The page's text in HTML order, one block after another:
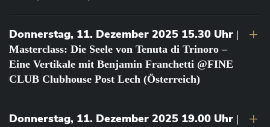
Donnerstag, 11. Dezember 2025 15.30 Uhr |
Masterclass: Die Seele von Tenuta di Trinoro –
Eine Vertikale mit Benjamin Franchetti @FINE
CLUB Clubhouse Post Lech (Österreich)
Donnerstag, 11. Dezember 2025 19.00 Uhr |